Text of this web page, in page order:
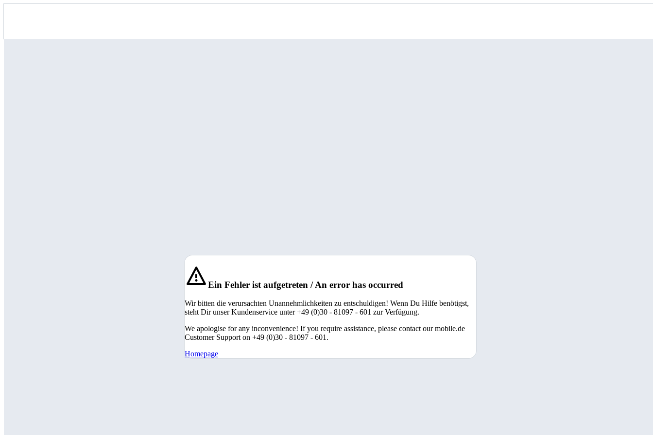
Ein Fehler ist aufgetreten / An error has occurred
Wir bitten die verursachten Unannehmlichkeiten zu entschuldigen! Wenn Du Hilfe benötigst,
steht Dir unser Kundenservice unter +49 (0)30 - 81097 - 601 zur Verfügung.
We apologise for any inconvenience! If you require assistance, please contact our mobile.de
Customer Support on +49 (0)30 - 81097 - 601.
Homepage